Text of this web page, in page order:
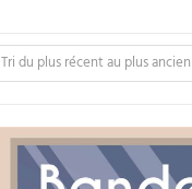
Tri du plus récent au plus ancien